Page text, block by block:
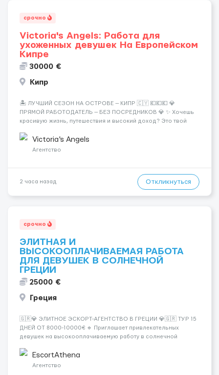
срочно
Victoria's Angels: Работа для
ухоженных девушек На Европейском
Кипре
30000 €
Кипр
🏝️ ЛУЧШИЙ СЕЗОН НА ОСТРОВЕ — КИПР 🇨🇾 💶💶💶 💎
ПРЯМОЙ РАБОТОДАТЕЛЬ — БЕЗ ПОСРЕДНИКОВ 💎 ✨ Хочешь
красивую жизнь, путешествия и высокий доход? Это твой
Опытная команда с годами практики — Стабильный поток
клиентов (без ...
Victoria's Angels
Агентство
2 часа назад Откликнуться
срочно
ЭЛИТНАЯ И
ВЫСОКООПЛАЧИВАЕМАЯ РАБОТА
ДЛЯ ДЕВУШЕК В СОЛНЕЧНОЙ
ГРЕЦИИ
25000 €
Греция
🇬🇷💎 ЭЛИТНОЕ ЭСКОРТ-АГЕНТСТВО В ГРЕЦИИ 💎🇬🇷 ТУР 15
ДНЕЙ ОТ 8000-10000€ 🔹 Приглашает привлекательных
девушек на высокооплачиваемую работу в солнечной
хорошие деньги 💶 — это предложение для тебя! 🔹
Требования: ✔️ Возраст от ...
EscortAthena
Агентство